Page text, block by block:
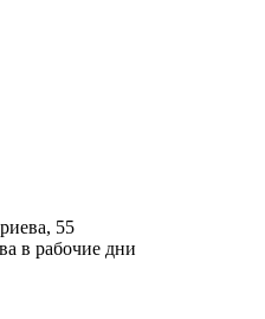
55
в рабочие дни